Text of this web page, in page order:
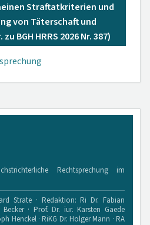
Straftatkriterien und
von Täterschaft und
BGH HRRS 2026 Nr. 387)
Rechtsprechung im
Strate · Redaktion: Ri Dr. Fabian
· Prof. Dr. iur. Karsten Gaede
Henckel · RiKG Dr. Holger Mann · RA